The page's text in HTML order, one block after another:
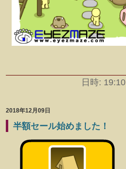
日時: 19:10
2018年12月09日
半額セール始めました！